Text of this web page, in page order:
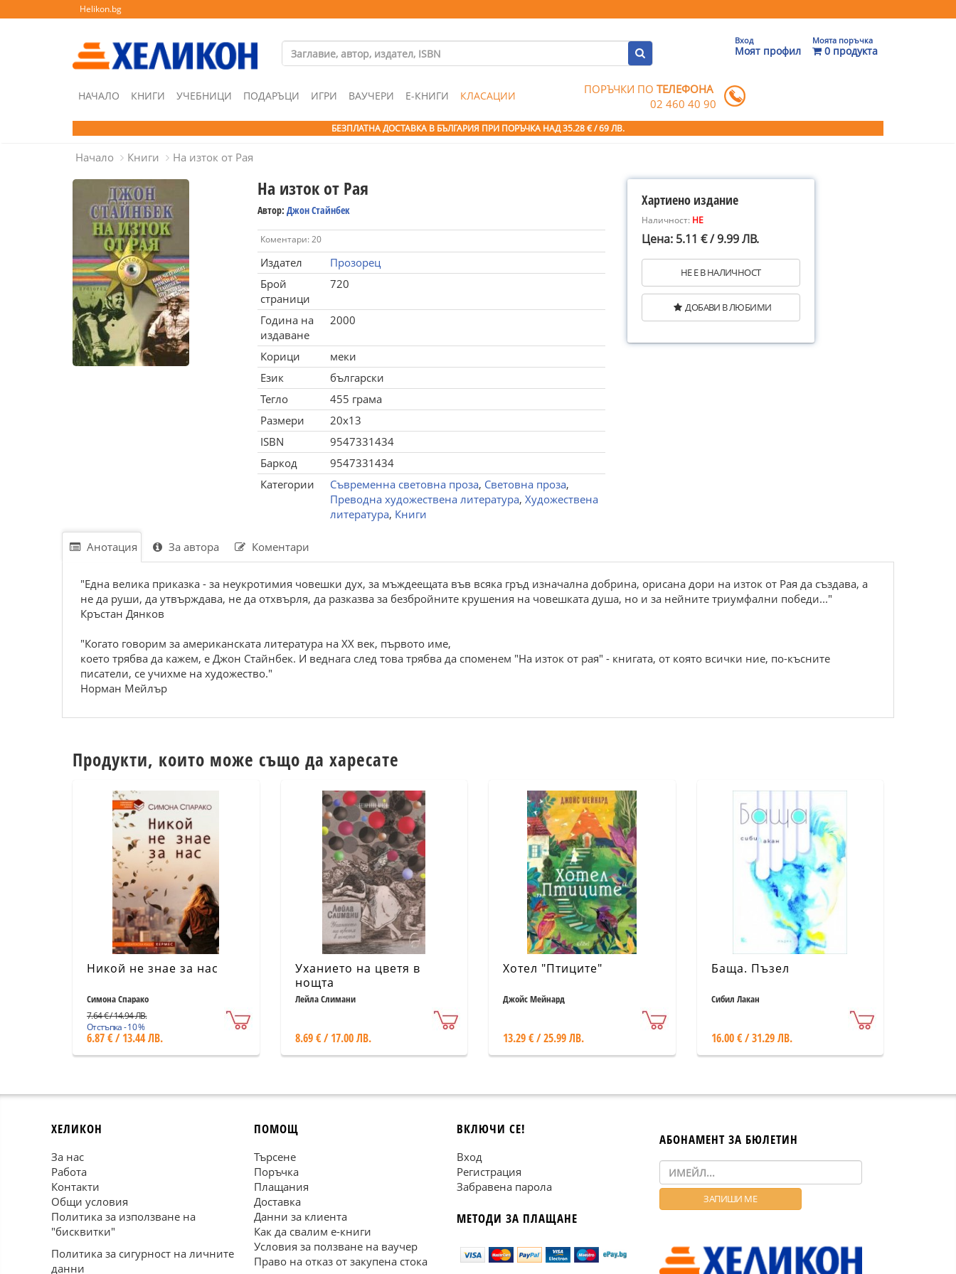
Helikon.bg
Вход
Моят профил
Моята поръчка
0 продукта
НАЧАЛО КНИГИ УЧЕБНИЦИ ПОДАРЪЦИ ИГРИ ВАУЧЕРИ Е-КНИГИ КЛАСАЦИИ ПОРЪЧКИ ПОТЕЛЕФОНА
02 460 40 90
БЕЗПЛАТНА ДОСТАВКА В БЪЛГАРИЯ ПРИ ПОРЪЧКА НАД 35.28 € / 69 ЛВ.
Начало Книги На изток от Рая
На изток от Рая
Автор: Джон Стайнбек
Коментари: 20
Издател
Прозорец
Брой
страници
720
Година на
издаване
2000
Корици
меки
Език
български
Тегло
455 грама
Размери
20x13
ISBN
9547331434
Баркод
9547331434
Категории
Съвременна световна проза, Световна проза,
Преводна художествена литература, Художествена
литература, Книги
Хартиено издание
Наличност: НЕ
Цена: 5.11 € / 9.99 ЛВ.
НЕ Е В НАЛИЧНОСТ
ДОБАВИ В ЛЮБИМИ
Анотация За автора Коментари
"Една велика приказка - за неукротимия човешки дух, за мъждеещата във всяка гръд изначална добрина, орисана дори на изток от Рая да създава, а
не да руши, да утвърждава, не да отхвърля, да разказва за безбройните крушения на човешката душа, но и за нейните триумфални победи..."
Кръстан Дянков
"Когато говорим за американската литература на XX век, първото име,
което трябва да кажем, е Джон Стайнбек. И веднага след това трябва да споменем "На изток от рая" - книгата, от която всички ние, по-късните
писатели, се учихме на художество."
Норман Мейлър
Продукти, които може също да харесате
Никой не знае за нас
Симона Спарако
7.64 € / 14.94 ЛВ.
Отстъпка - 10 %
6.87 € / 13.44 ЛВ.
Уханието на цветя в
нощта
Лейла Слимани
8.69 € / 17.00 ЛВ.
Хотел "Птиците"
Джойс Мейнард
13.29 € / 25.99 ЛВ.
Баща. Пъзел
Сибил Лакан
16.00 € / 31.29 ЛВ.
ХЕЛИКОН
За нас
Работа
Контакти
Общи условия
Политика за използване на
"бисквитки"
Политика за сигурност на личните
данни
ПОМОЩ
Търсене
Поръчка
Плащания
Доставка
Данни за клиента
Как да свалим е-книги
Условия за ползване на ваучер
Право на отказ от закупена стока
ВКЛЮЧИ СЕ!
Вход
Регистрация
Забравена парола
МЕТОДИ ЗА ПЛАЩАНЕ
АБОНАМЕНТ ЗА БЮЛЕТИН